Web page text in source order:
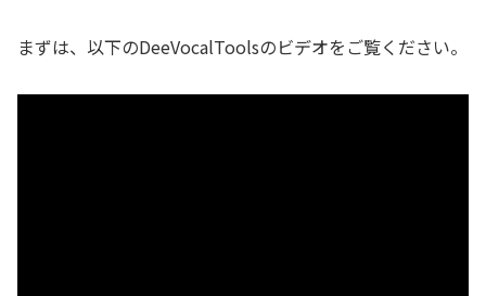
まずは、以下のDeeVocalToolsのビデオをご覧ください。